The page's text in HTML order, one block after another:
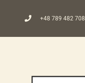
+48 789 482 708